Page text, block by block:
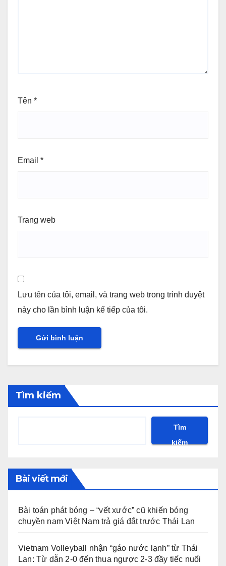
Tên *
Email *
Trang web
Lưu tên của tôi, email, và trang web trong trình duyệt
này cho lần bình luận kế tiếp của tôi.
Tìm kiếm
Tìm
kiếm
Bài viết mới
Bài toán phát bóng – “vết xước” cũ khiến bóng
chuyền nam Việt Nam trả giá đắt trước Thái Lan
Vietnam Volleyball nhận “gáo nước lạnh” từ Thái
Lan: Từ dẫn 2-0 đến thua ngược 2-3 đầy tiếc nuối